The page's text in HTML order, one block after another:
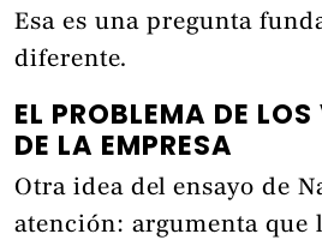
Esa es una pregunta
diferente.
EL PROBLEMA DE
DE LA EMPRESA
Otra idea del ensayo de
atención: argumenta que